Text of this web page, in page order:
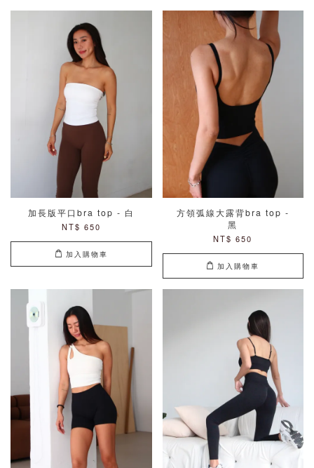
加長版平口bra top - 白
NT$ 650
加入購物車
方領弧線大露背bra top -
黑
NT$ 650
加入購物車